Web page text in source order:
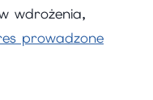
wdrożenia,
prowadzone